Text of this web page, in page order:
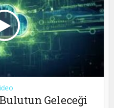
Geleceği